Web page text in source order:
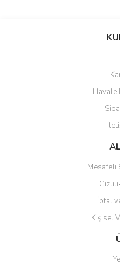
Bu ürüne
Ürün resmi kalitesiz,
Ürün açıklamasında
Ürün bilgilerinde hatalar
Ürün fiyatı diğer sitelerden
Bu ürüne benzer farklı
Havale
Mesafeli
İptal
Kişisel